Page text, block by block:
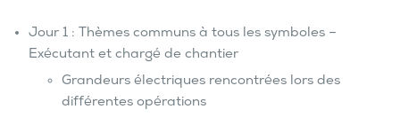
Jour 1 : Thèmes communs à tous les symboles –
Exécutant et chargé de chantier
Grandeurs électriques rencontrées lors des
différentes opérations